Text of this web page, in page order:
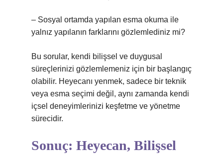
– Sosyal ortamda yapılan esma okuma ile
yalnız yapılanın farklarını gözlemlediniz mi?
Bu sorular, kendi bilişsel ve duygusal
süreçlerinizi gözlemlemeniz için bir başlangıç
olabilir. Heyecanı yenmek, sadece bir teknik
veya esma seçimi değil, aynı zamanda kendi
içsel deneyimlerinizi keşfetme ve yönetme
sürecidir.
Sonuç: Heyecan, Bilişsel